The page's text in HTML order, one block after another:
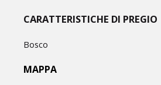
CARATTERISTICHE DI PREGIO
Bosco
MAPPA